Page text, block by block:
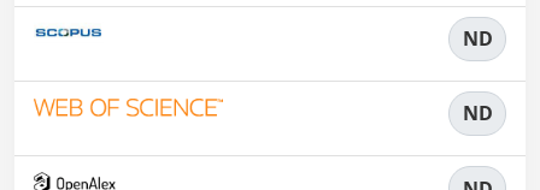
ND
ND